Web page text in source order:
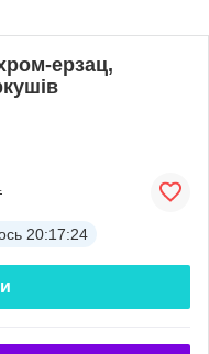
ерзац,
20:17:23